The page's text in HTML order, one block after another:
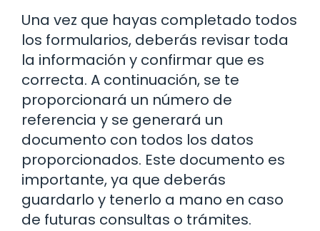
Una vez que hayas completado todos
los formularios, deberás revisar toda
la información y confirmar que es
correcta. A continuación, se te
proporcionará un número de
referencia y se generará un
documento con todos los datos
proporcionados. Este documento es
importante, ya que deberás
guardarlo y tenerlo a mano en caso
de futuras consultas o trámites.